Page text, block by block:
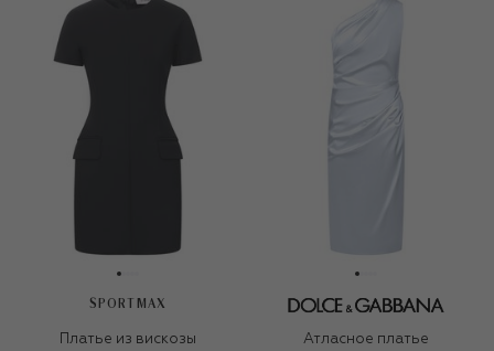
SPORTMAX
Платье из вискозы Атласное платье